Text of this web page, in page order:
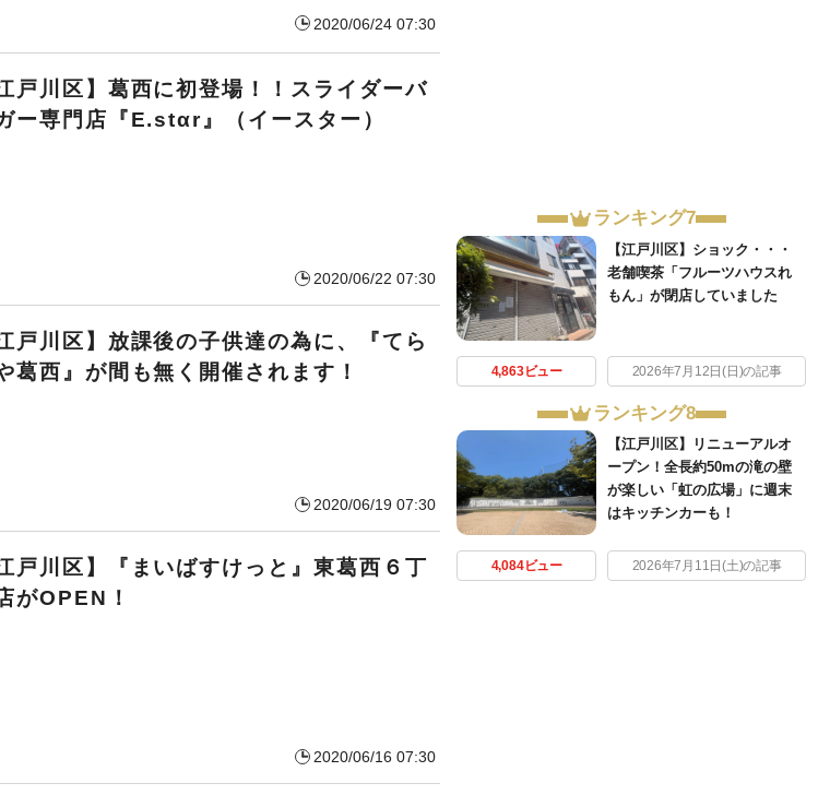
2020/06/24 07:30
江戸川区】葛西に初登場！！スライダーバ
ー専門店『E.stαr』（イースター）
2020/06/22 07:30
江戸川区】放課後の子供達の為に、『てら
葛西』が間も無く開催されます！
2020/06/19 07:30
江戸川区】『まいばすけっと』東葛西６丁
がOPEN！
2020/06/16 07:30
ランキング7
【江戸川区】ショック・・・
老舗喫茶「フルーツハウスれ
もん」が閉店していました
4,863ビュー 2026年7月12日(日)の記事
ランキング8
【江戸川区】リニューアルオ
ープン！全長約50mの滝の壁
が楽しい「虹の広場」に週末
はキッチンカーも！
4,084ビュー 2026年7月11日(土)の記事